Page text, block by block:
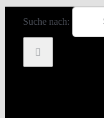
Zum Inhalt springen
Suche nach: